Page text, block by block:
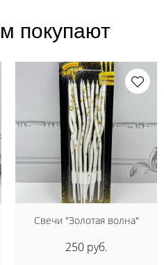
покупают
Свечи "Золотая волна"
250 руб.